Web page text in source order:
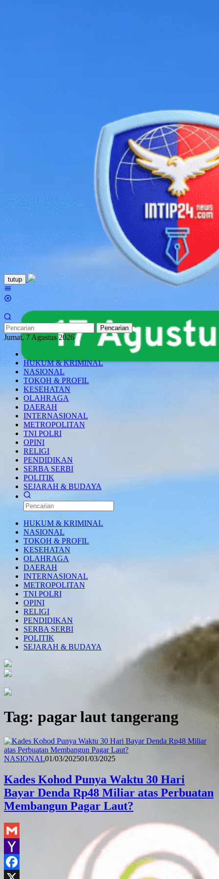
Loncat
ke
konten
tutup
Pencarian
Jumat, 7 Agustus 2026
HUKUM & KRIMINAL
NASIONAL
TOKOH & PROFIL
KESEHATAN
OLAHRAGA
DAERAH
INTERNASIONAL
METROPOLITAN
TNI POLRI
OPINI
RELIGI
PENDIDIKAN
SERBA SERBI
POLITIK
SEJARAH & BUDAYA
HUKUM & KRIMINAL
NASIONAL
TOKOH & PROFIL
KESEHATAN
OLAHRAGA
DAERAH
INTERNASIONAL
METROPOLITAN
TNI POLRI
OPINI
RELIGI
PENDIDIKAN
SERBA SERBI
POLITIK
SEJARAH & BUDAYA
Tag: pagar laut tangerang
NASIONALRedaksi
01/03/202501/03/2025
Kades Kohod Punya Waktu 30 Hari
Bayar Denda Rp48 Miliar atas Perbuatan
Membangun Pagar Laut?
Gmail
Yahoo
Mail
Facebook